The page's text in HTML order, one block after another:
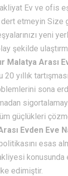
Ev ve ofis
etmeyin Size
yeni
şekilde
Malatya Arası
20 yıllık
sona
güçlükleri
Evden Eve
esas
konusunda
edimiştir.